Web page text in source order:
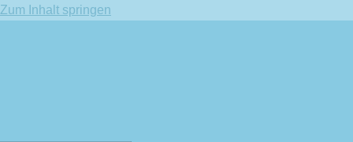
Zum Inhalt springen